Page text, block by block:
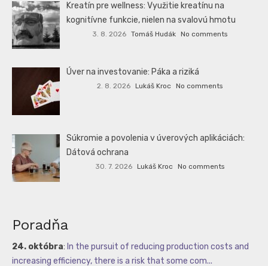
Kreatín pre wellness: Využitie kreatínu na
kognitívne funkcie, nielen na svalovú hmotu
3. 8. 2026 Tomáš Hudák No comments
Úver na investovanie: Páka a riziká
2. 8. 2026 Lukáš Kroc No comments
Súkromie a povolenia v úverových aplikáciách:
Dátová ochrana
30. 7. 2026 Lukáš Kroc No comments
Poradňa
24. októbra: In the pursuit of reducing production costs and
increasing efficiency, there is a risk that some com...